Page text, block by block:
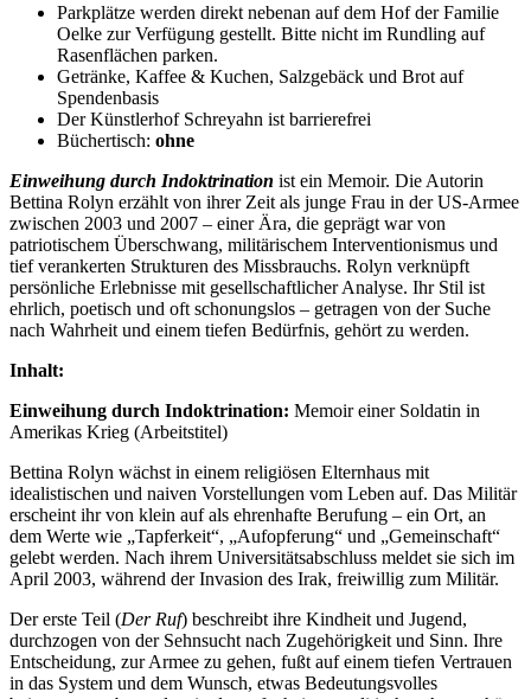
Parkplätze werden direkt nebenan auf dem Hof der Familie
Oelke zur Verfügung gestellt. Bitte nicht im Rundling auf
Rasenflächen parken.
Getränke, Kaffee & Kuchen, Salzgebäck und Brot auf
Spendenbasis
Der Künstlerhof Schreyahn ist barrierefrei
Büchertisch: ohne
Einweihung durch Indoktrination ist ein Memoir. Die Autorin
Bettina Rolyn erzählt von ihrer Zeit als junge Frau in der US-Armee
zwischen 2003 und 2007 – einer Ära, die geprägt war von
patriotischem Überschwang, militärischem Interventionismus und
tief verankerten Strukturen des Missbrauchs. Rolyn verknüpft
persönliche Erlebnisse mit gesellschaftlicher Analyse. Ihr Stil ist
ehrlich, poetisch und oft schonungslos – getragen von der Suche
nach Wahrheit und einem tiefen Bedürfnis, gehört zu werden.
Inhalt:
Einweihung durch Indoktrination: Memoir einer Soldatin in
Amerikas Krieg (Arbeitstitel)
Bettina Rolyn wächst in einem religiösen Elternhaus mit
idealistischen und naiven Vorstellungen vom Leben auf. Das Militär
erscheint ihr von klein auf als ehrenhafte Berufung – ein Ort, an
dem Werte wie „Tapferkeit“, „Aufopferung“ und „Gemeinschaft“
gelebt werden. Nach ihrem Universitätsabschluss meldet sie sich im
April 2003, während der Invasion des Irak, freiwillig zum Militär.
Der erste Teil (Der Ruf) beschreibt ihre Kindheit und Jugend,
durchzogen von der Sehnsucht nach Zugehörigkeit und Sinn. Ihre
Entscheidung, zur Armee zu gehen, fußt auf einem tiefen Vertrauen
in das System und dem Wunsch, etwas Bedeutungsvolles